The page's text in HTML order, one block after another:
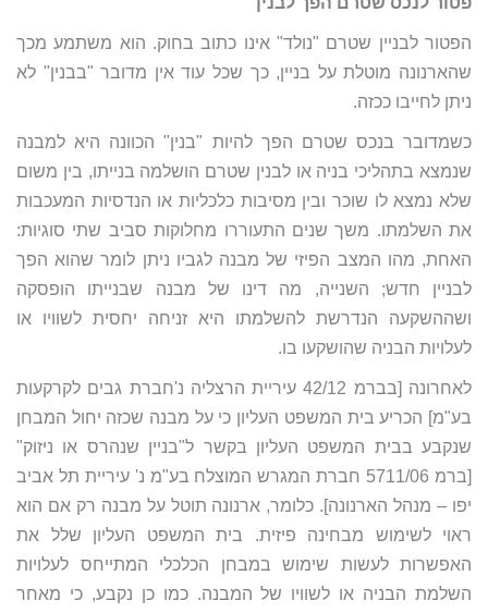
הפטור לבניין שטרם "נולד" אינו כתוב בחוק. הוא משתמע מכך
שהארנונה מוטלת על בניין, כך שכל עוד אין מדובר "בבנין" לא
ניתן לחייבו ככזה.
כשמדובר בנכס שטרם הפך להיות "בנין" הכוונה היא למבנה
שנמצא בתהליכי בניה או לבנין שטרם הושלמה בנייתו, בין משום
שלא נמצא לו שוכר ובין מסיבות כלכליות או הנדסיות המעכבות
את השלמתו. משך שנים התעוררו מחלוקות סביב שתי סוגיות:
האחת, מהו המצב הפיזי של מבנה לגביו ניתן לומר שהוא הפך
לבניין חדש; השנייה, מה דינו של מבנה שבנייתו הופסקה
ושההשקעה הנדרשת להשלמתו היא זניחה יחסית לשוויו או
לעלויות הבניה שהושקעו בו.
לאחרונה [בברמ 42/12 עיריית הרצליה נ'חברת גבים לקרקעות
בע"מ] הכריע בית המשפט העליון כי על מבנה שכזה יחול המבחן
שנקבע בבית המשפט העליון בקשר ל"בניין שנהרס או ניזוק"
[ברמ 5711/06 חברת המגרש המוצלח בע"מ נ' עיריית תל אביב
יפו – מנהל הארנונה]. כלומר, ארנונה תוטל על מבנה רק אם הוא
ראוי לשימוש מבחינה פיזית. בית המשפט העליון שלל את
האפשרות לעשות שימוש במבחן הכלכלי המתייחס לעלויות
השלמת הבניה או לשוויו של המבנה. כמו כן נקבע, כי מאחר